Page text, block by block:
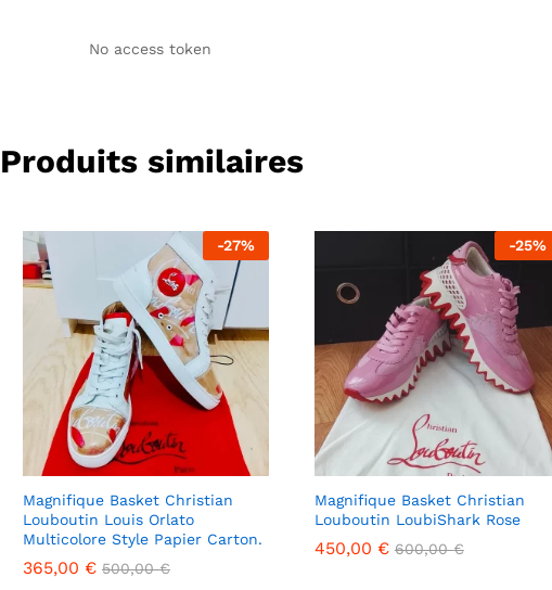
No access token
Produits similaires
-27%
Magnifique Basket Christian
Louboutin Louis Orlato
Multicolore Style Papier Carton.
365,00 € 500,00€
365,00 € 500,00€
-25%
Magnifique Basket Christian
Louboutin LoubiShark Rose
450,00 € 600,00€
450,00 € 600,00€